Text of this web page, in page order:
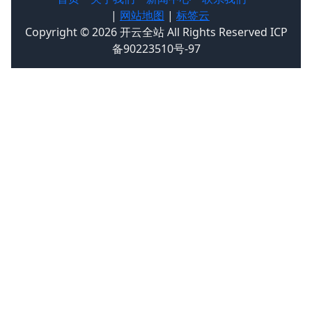
| 网站地图 | 标签云
Copyright © 2026 开云全站 All Rights Reserved ICP
备90223510号-97